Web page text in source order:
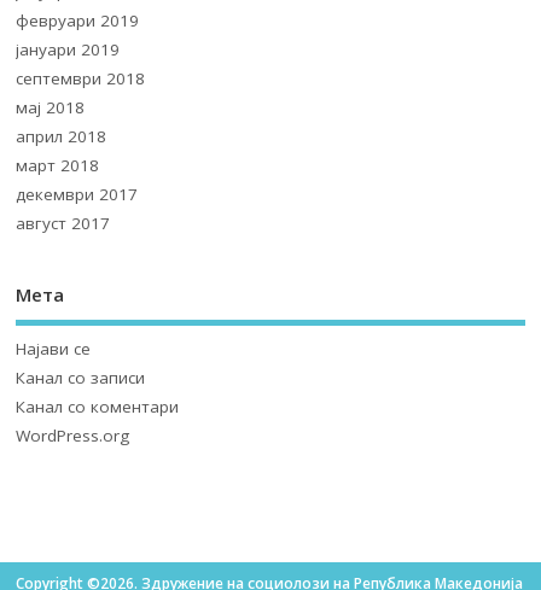
февруари 2019
јануари 2019
септември 2018
мај 2018
април 2018
март 2018
декември 2017
август 2017
Мета
Најави се
Канал со записи
Канал со коментари
WordPress.org
Copyright ©2026. Здружение на социолози на Република Македонија